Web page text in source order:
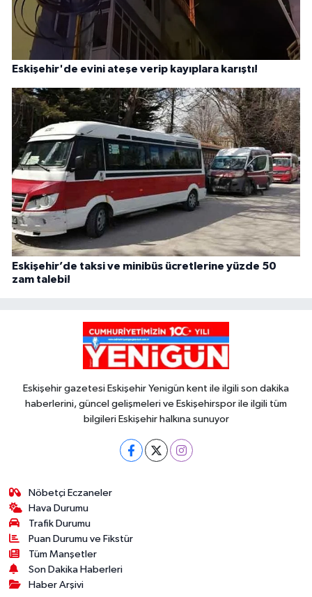
Eskişehir'de evini ateşe verip kayıplara karıştı!
Eskişehir’de taksi ve minibüs ücretlerine yüzde 50
zam talebi!
Eskişehir gazetesi Eskişehir Yenigün kent ile ilgili son dakika
haberlerini, güncel gelişmeleri ve Eskişehirspor ile ilgili tüm
bilgileri Eskişehir halkına sunuyor
Nöbetçi Eczaneler
Hava Durumu
Trafik Durumu
Puan Durumu ve Fikstür
Tüm Manşetler
Son Dakika Haberleri
Haber Arşivi